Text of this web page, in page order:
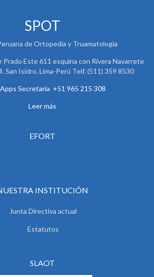
SPOT
de Ortopedia y Truamatología
Prado Este 611 esquina con Rivera Navarrete
San Isidro. Lima-Perú Telf. (511) 359 8530
Secretaria +51 965 215 308
Leer más
EFORT
INSTITUCIÓN
Junta Directiva actual
Estatutos
SLAOT